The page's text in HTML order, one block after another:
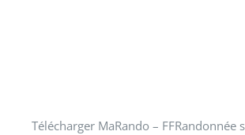
Télécharger MaRando – FFRandonnée